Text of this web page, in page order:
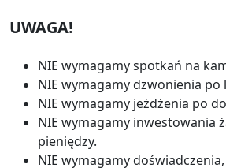
UWAGA!
NIE wymagamy spotkań na
NIE wymagamy dzwonienia po
NIE wymagamy jeżdżenia po
NIE wymagamy inwestowania
pieniędzy.
NIE wymagamy